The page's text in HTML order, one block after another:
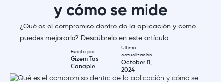
y cómo se mide
¿Qué es el compromiso dentro de la aplicación y cómo
puedes mejorarlo? Descúbrelo en este artículo.
Escrito por
Gizem Tas
Canaple
Última
actualización
October 11,
2024